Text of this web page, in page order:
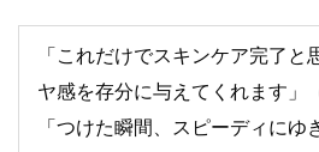
「これだけでスキンケア完了と
ヤ感を存分に与えてくれます」
「つけた瞬間、スピーディにゆ